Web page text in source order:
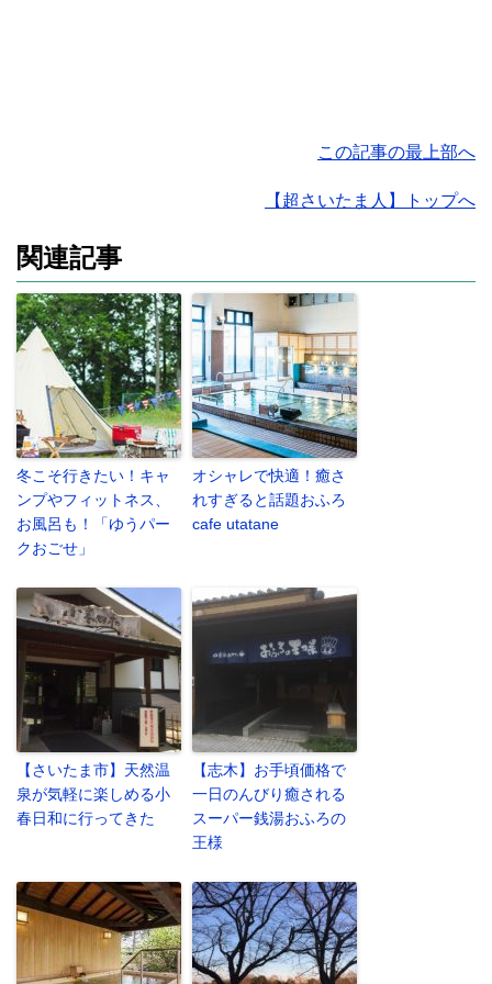
この記事の最上部へ
【超さいたま人】トップへ
関連記事
冬こそ行きたい！キャ
ンプやフィットネス、
お風呂も！「ゆうパー
クおごせ」
オシャレで快適！癒さ
れすぎると話題おふろ
cafe utatane
【さいたま市】天然温
泉が気軽に楽しめる小
春日和に行ってきた
【志木】お手頃価格で
一日のんびり癒される
スーパー銭湯おふろの
王様